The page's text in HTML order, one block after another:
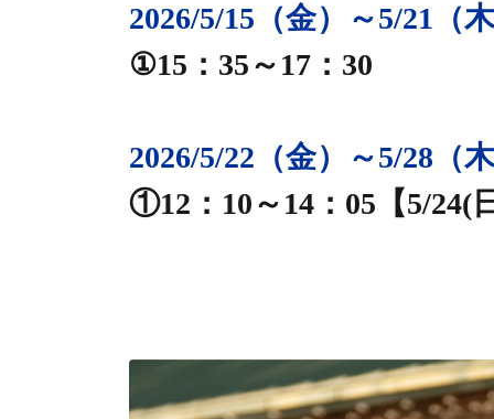
2026/5/1（金）～5/28（木）まで続
2026/5/15（金）～5/21（
①15：35～17：30
2026/5/22（金）～5/28（
①12：10～14：05【5/24(